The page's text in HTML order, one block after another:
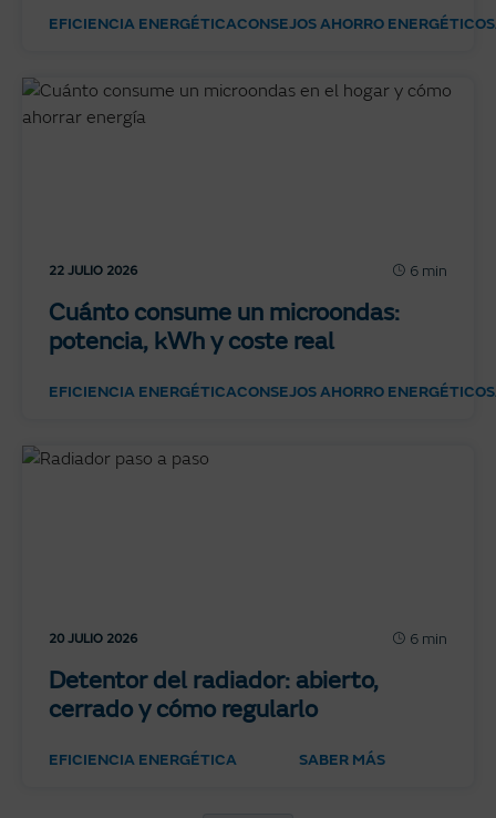
EFICIENCIA ENERGÉTICACONSEJOS AHORRO ENERGÉTICO
22 JULIO 2026 6 min
Cuánto consume un microondas:
potencia, kWh y coste real
EFICIENCIA ENERGÉTICACONSEJOS AHORRO ENERGÉTICO
20 JULIO 2026 6 min
Detentor del radiador: abierto,
cerrado y cómo regularlo
EFICIENCIA ENERGÉTICA SABER MÁS